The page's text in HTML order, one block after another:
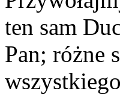
ten sam
Pan; różne